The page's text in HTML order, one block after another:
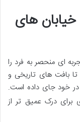
های
ای منحصر به فرد را
تا بافت های تاریخی و
در خود جای داده است.
برای درک عمیق تر از